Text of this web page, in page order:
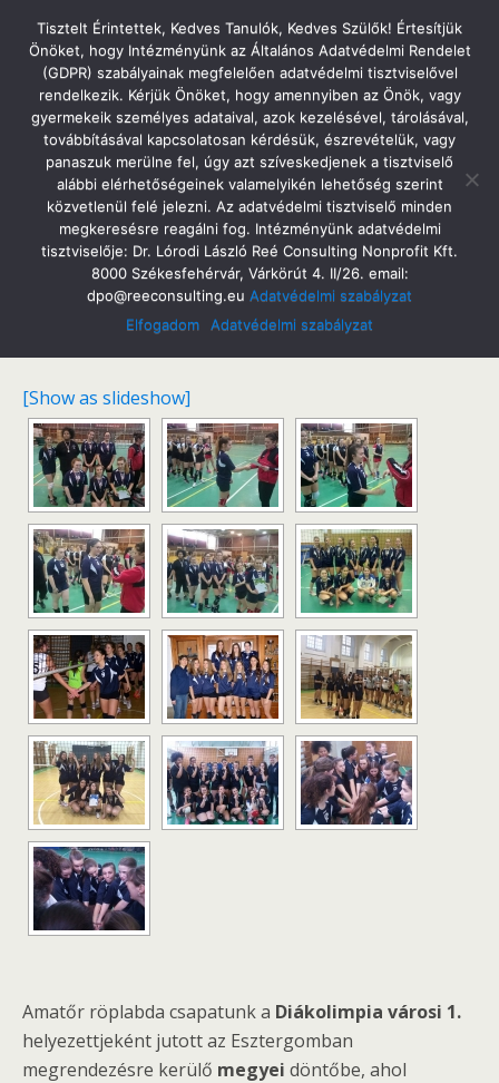
Tatabányai Árpád Gimnázium
2016. Június 6. Hétfő
Röplabdás Sikereink A 2015/16. Tanévben
Megosztás Tweet Pin Email SMS
[Show as slideshow]
Amatőr röplabda csapatunk a Diákolimpia városi 1.
helyezettjeként jutott az Esztergomban
megrendezésre kerülő megyei döntőbe, ahol
Tisztelt Érintettek, Kedves Tanulók, Kedves Szülők! Értesítjük
Önöket, hogy Intézményünk az Általános Adatvédelmi Rendelet
(GDPR) szabályainak megfelelően adatvédelmi tisztviselővel
rendelkezik. Kérjük Önöket, hogy amennyiben az Önök, vagy
gyermekeik személyes adataival, azok kezelésével, tárolásával,
továbbításával kapcsolatosan kérdésük, észrevételük, vagy
panaszuk merülne fel, úgy azt szíveskedjenek a tisztviselő
alábbi elérhetőségeinek valamelyikén lehetőség szerint
közvetlenül felé jelezni. Az adatvédelmi tisztviselő minden
megkeresésre reagálni fog. Intézményünk adatvédelmi
tisztviselője: Dr. Lórodi László Reé Consulting Nonprofit Kft.
8000 Székesfehérvár, Várkörút 4. II/26. email:
dpo@reeconsulting.eu Adatvédelmi szabályzat
Elfogadom
Adatvédelmi szabályzat